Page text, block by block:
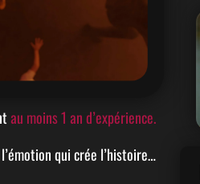
au moins 1 an d’expérience.
qui crée l’histoire…